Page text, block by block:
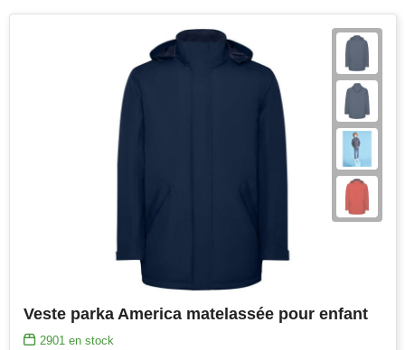
Veste parka America matelassée pour enfant
2901en stock